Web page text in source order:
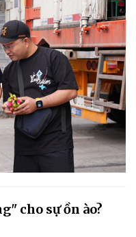
cho sự ồn ào?